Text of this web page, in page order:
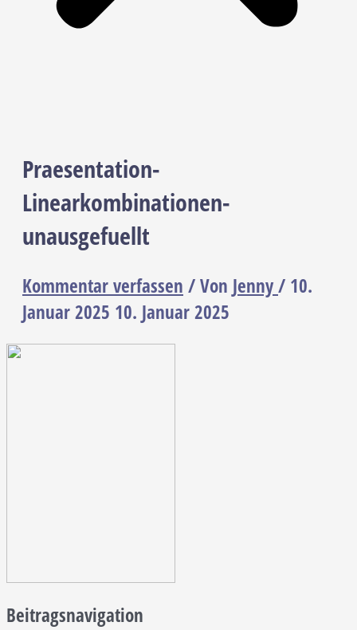
Praesentation-
Linearkombinationen-
unausgefuellt
Kommentar verfassen / Von Jenny/ 10.
Januar 2025 10. Januar 2025
Beitragsnavigation